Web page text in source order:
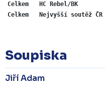
Celkem   HC Rebel/BK
Celkem   Nejvyšší
Soupiska
Jiří Adam